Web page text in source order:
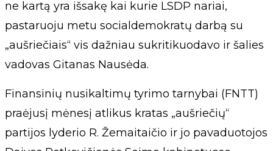
ne kartą yra išsakę kai kurie LSDP nariai,
pastaruoju metu socialdemokratų darbą su
„aušriečiais“ vis dažniau sukritikuodavo ir šalies
vadovas Gitanas Nausėda.
Finansinių nusikaltimų tyrimo tarnybai (FNTT)
praėjusį mėnesį atlikus kratas „aušriečių“
partijos lyderio R. Žemaitaičio ir jo pavaduotojos